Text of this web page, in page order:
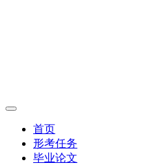
首页
形考任务
毕业论文